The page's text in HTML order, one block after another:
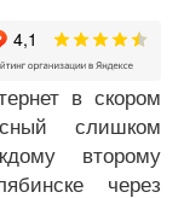
в скором
слишком
второму
через